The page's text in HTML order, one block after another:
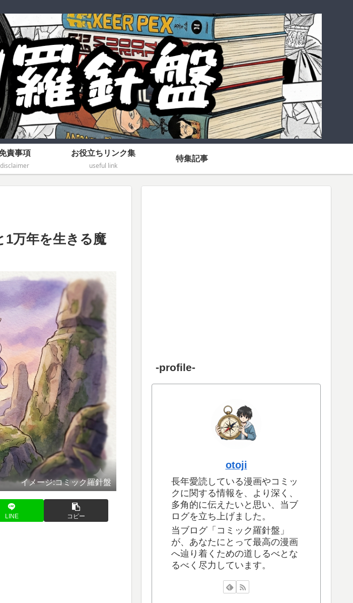
責事項
disclaimer
お役立ちリンク集
useful link
特集記事
1万年を生きる魔
イメージ:コミック羅針盤
LINE コピー
-profile-
otoji
長年愛読している漫画やコミッ
クに関する情報を、より深く、
多角的に伝えたいと思い、当ブ
ログを立ち上げました。
当ブログ「コミック羅針盤」
が、あなたにとって最高の漫画
へ辿り着くための道しるべとな
るべく尽力しています。